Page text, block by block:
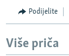
Podijelite
Više priča